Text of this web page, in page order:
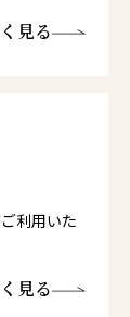
見る
利用いた
見る